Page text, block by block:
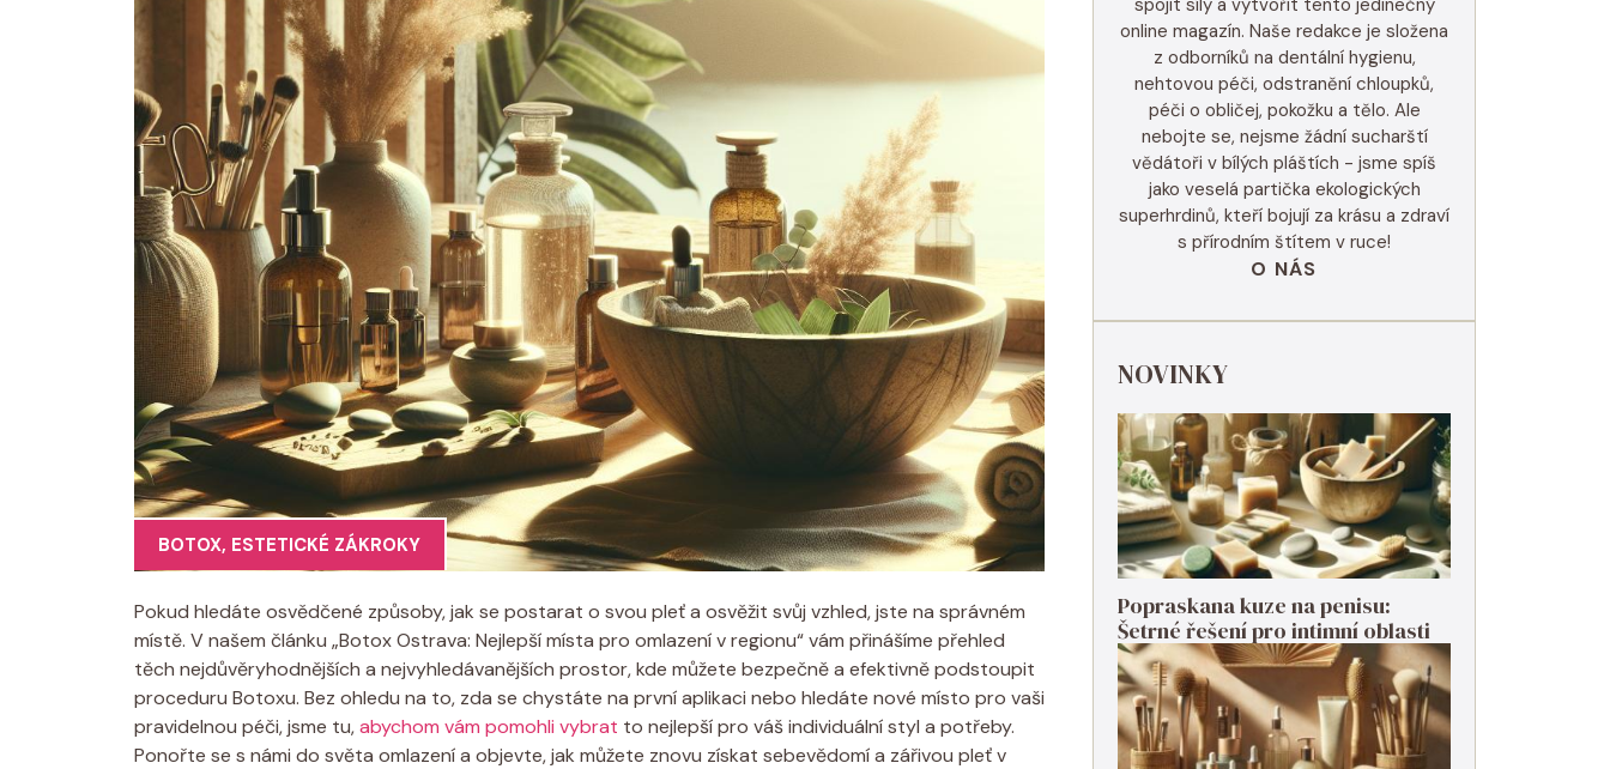
BOTOX, ESTETICKÉ ZÁKROKY
Pokud hledáte osvědčené způsoby, jak se postarat o svou pleť a osvěžit svůj vzhled, jste na správném
místě. V našem článku „Botox Ostrava: Nejlepší místa pro omlazení v regionu“ vám přinášíme přehled
těch nejdůvěryhodnějších a nejvyhledávanějších prostor, kde můžete bezpečně a efektivně podstoupit
proceduru Botoxu. Bez ohledu na to, zda se chystáte na první aplikaci nebo hledáte nové místo pro vaši
pravidelnou péči, jsme tu,abychom vám pomohli vybrat to nejlepší pro váš individuální styl a potřeby.
Ponořte se s námi do světa omlazení a objevte, jak můžete znovu získat sebevědomí a zářivou pleť v
spojit síly a vytvořit tento jedinečný
online magazín. Naše redakce je složena
z odborníků na dentální hygienu,
nehtovou péči, odstranění chloupků,
péči o obličej, pokožku a tělo. Ale
nebojte se, nejsme žádní sucharští
vědátoři v bílých pláštích - jsme spíš
jako veselá partička ekologických
superhrdinů, kteří bojují za krásu a zdraví
s přírodním štítem v ruce!
O NÁS
NOVINKY
Popraskana kuze na penisu:
Šetrné řešení pro intimní oblasti